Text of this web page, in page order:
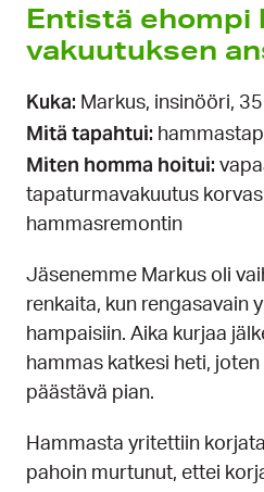
Entistä ehompi
vakuutuksen
Kuka: Markus, insinööri,
Mitä tapahtui:
Miten homma hoitui:
tapaturmavakuutus
hammasremontin
Jäsenemme Markus oli
renkaita, kun rengasavain
hampaisiin. Aika kurjaa
hammas katkesi heti,
päästävä pian.
Hammasta yritettiin
pahoin murtunut, ettei